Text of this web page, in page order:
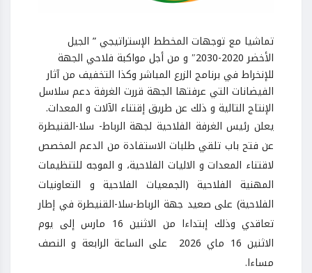
تماشيا مع توجهات المخطط الإستراتيجي ” الجيل
الأخضر 2020-2030″ و من أجل مواكبة فلاحي الجهة
للإنخراط في برنامج الزرع المباشر وكذا التخفيف من آثار
الفيضانات التي عرفتها الجهة قررت الغرفة دعم سلاسل
الإنتاج التالية و ذلك عن طريق إقتناء الآلات و المعدات.
يعلن رئيس الغرفة الفلاحية لجهة الرباط- سلا-القنيطرة
عن فتح باب تلقي طلبات الاستفادة من الدعم المخصص
لاقتناء المعدات و الاليات الفلاحية، و الموجه للتنظيمات
المهنية الفلاحية (الجمعيات الفلاحية و التعاونيات
الفلاحية) على صعيد جهة الرباط-سلا-القنيطرة في إطار
تعاقدي وذلك إبتداءا من الاثنين 16 مارس إلى يوم
الاثنين 16 ماي 2026 على الساعة الرابعة و النصف
مساءا.